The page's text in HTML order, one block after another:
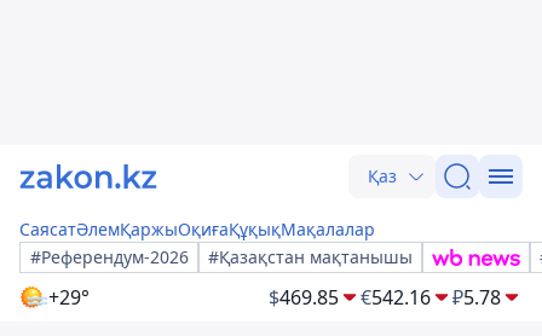
Қаз
СаясатӘлемҚаржыОқиғаҚұқықМақалалар
#Референдум-2026
#Қазақстан мақтанышы
+29° $469.85 €542.16 ₽5.78